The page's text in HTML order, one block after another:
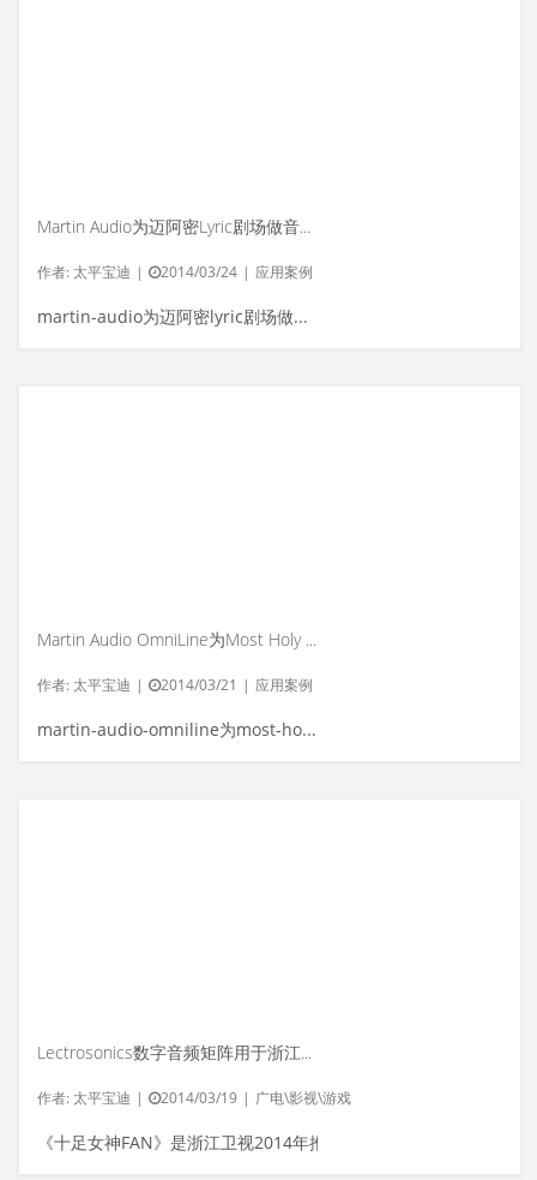
Martin Audio为迈阿密Lyric剧场做音频系统升级
作者: 太平宝迪 | 2014/03/24 | 应用案例
martin-audio为迈阿密lyric剧场做音频系...
Martin Audio OmniLine为Most Holy Rosary教堂做系统升级
作者: 太平宝迪 | 2014/03/21 | 应用案例
martin-audio-omniline为most-holy-rosa...
Lectrosonics数字音频矩阵用于浙江卫视《十足女神FAN》节目
作者: 太平宝迪 | 2014/03/19 | 广电\影视\游戏
《十足女神FAN》是浙江卫视2014年推出...